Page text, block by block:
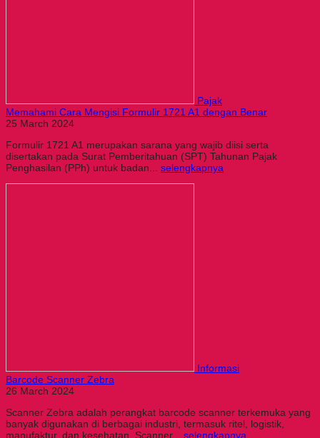
Pajak
Memahami Cara Mengisi Formulir 1721 A1 dengan Benar
25 March 2024
Formulir 1721 A1 merupakan sarana yang wajib diisi serta
disertakan pada Surat Pemberitahuan (SPT) Tahunan Pajak
Penghasilan (PPh) untuk badan... selengkapnya
Informasi
Barcode Scanner Zebra
26 March 2024
Scanner Zebra adalah perangkat barcode scanner terkemuka yang
banyak digunakan di berbagai industri, termasuk ritel, logistik,
manufaktur, dan kesehatan. Scanner... selengkapnya